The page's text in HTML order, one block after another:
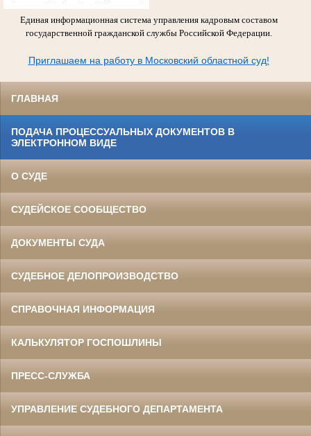
Единая информационная система управления кадровым составом
государственной гражданской службы Российской Федерации.
Приглашаем на работу в Московский областной суд!
ГЛАВНАЯ
ПОДАЧА ПРОЦЕССУАЛЬНЫХ ДОКУМЕНТОВ В
ЭЛЕКТРОННОМ ВИДЕ
О СУДЕ
СУДЕЙСКОЕ СООБЩЕСТВО
ДОКУМЕНТЫ СУДА
СУДЕБНОЕ ДЕЛОПРОИЗВОДСТВО
СПРАВОЧНАЯ ИНФОРМАЦИЯ
КАЛЬКУЛЯТОР ГОСПОШЛИНЫ
ПРЕСС-СЛУЖБА
УПРАВЛЕНИЕ СУДЕБНОГО ДЕПАРТАМЕНТА